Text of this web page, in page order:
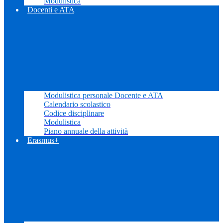
Docenti e ATA
Modulistica personale Docente e ATA
Calendario scolastico
Codice disciplinare
Modulistica
Piano annuale della attività
Erasmus+